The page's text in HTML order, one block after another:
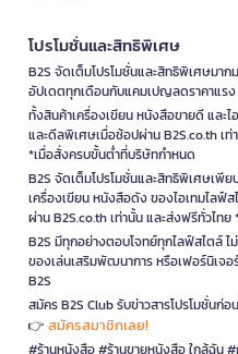
โปรโมชั่นและสิทธิพิเศษ
B2S จัดเต็มโปรโมชั่นและสิทธิพิเศษมา
อัปเดตทุกเดือนกับแคมเปญลดราคาแรง
ทั้งสินค้าเครื่องเขียน หนังสือขายดี แล
และดีลพิเศษเมื่อช้อปผ่าน B2S.co.th เ
*เมื่อสั่งครบขั้นต่ำที่บริษัทกำหนด
B2S จัดเต็มโปรโมชั่นและสิทธิพิเศษเพี
เครื่องเขียน หนังสือดัง ของไอเทมไล
ผ่าน B2S.co.th เท่านั้น และส่งฟรีทั่วไท
B2S มีทุกอย่างตอบโจทย์ทุกไลฟ์สไตล์ ไ
ของเล่นเสริมพัฒนาการ หรือเฟอร์นิเจ
B2S
สมัคร B2S Club รับข่าวสารโปรโมชั่นก่
👉 สมัครสมาชิกเลย!
#ร้านหนังสือ #ร้านขายหนังสือ ใกล้ฉัน